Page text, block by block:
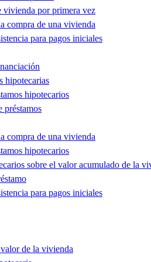
vivienda por primera vez
compra de una vivienda
para pagos iniciales
hipotecarias
hipotecarios
préstamos
compra de una vivienda
hipotecarios
sobre el valor acumulado de la
para pagos iniciales
de la vivienda